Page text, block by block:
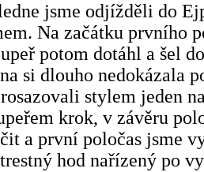
jsme odjížděli do
Na začátku prvního
potom dotáhl a šel
si dlouho nedokázala
stylem jeden
krok, v závěru
a první poločas jsme
hod nařízený po